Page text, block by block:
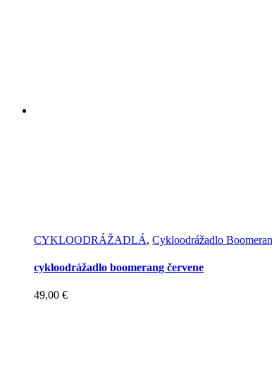
CYKLOODRÁŽADLÁ, Cykloodrážadlo
cykloodrážadlo boomerang červene
49,00 €